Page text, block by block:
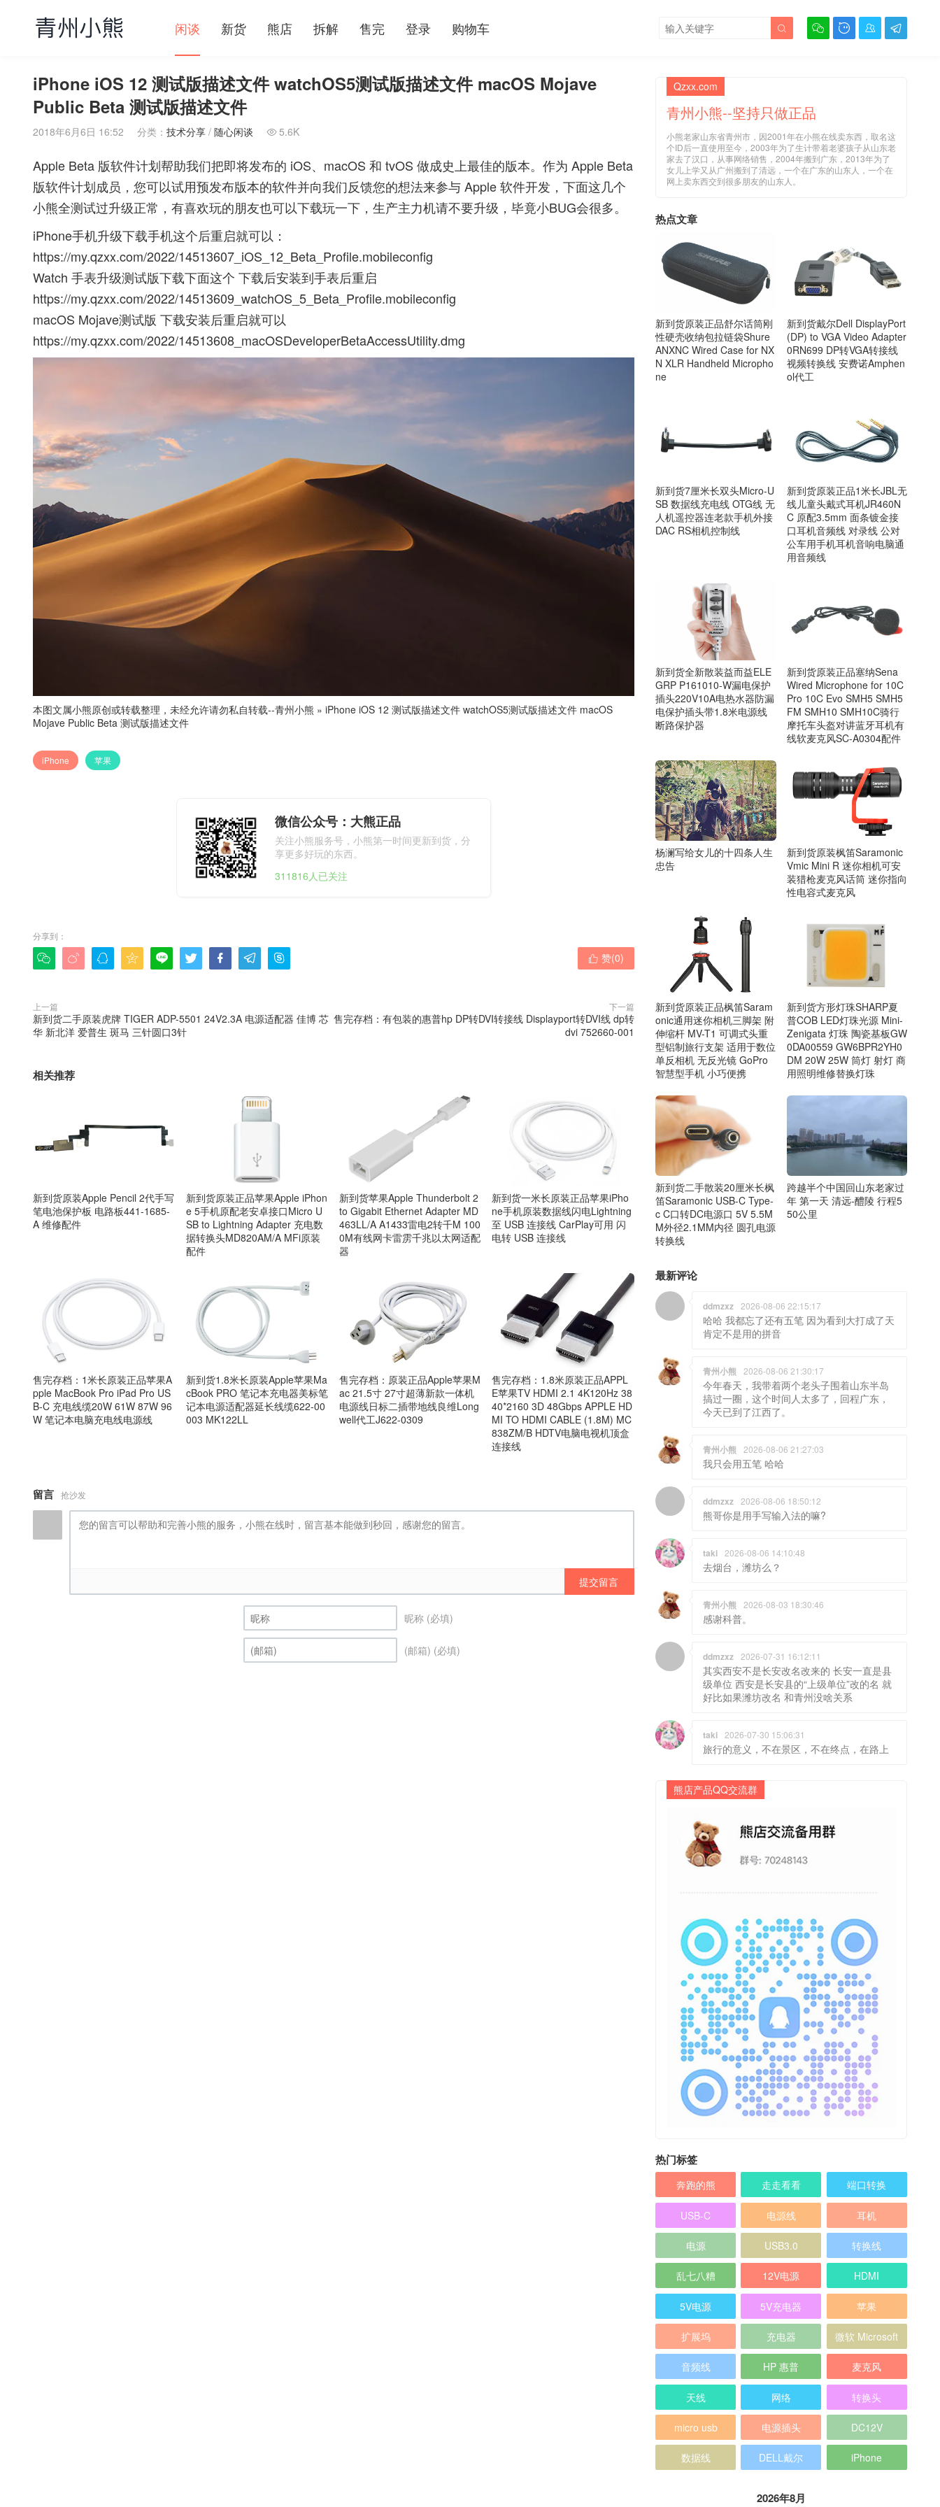
闲谈 新货 熊店 拆解 售完 登录 购物车    

iPhone iOS 12 测试版描述文件 watchOS5测试版描述文件 macOS Mojave
Public Beta 测试版描述文件
2018年6月6日 16:52 分类： 技术分享 / 随心闲谈  5.6K
Apple Beta 版软件计划帮助我们把即将发布的 iOS、macOS 和 tvOS 做成史上最佳的版本。作为 Apple Beta
版软件计划成员，您可以试用预发布版本的软件并向我们反馈您的想法来参与 Apple 软件开发，下面这几个
小熊全测试过升级正常，有喜欢玩的朋友也可以下载玩一下，生产主力机请不要升级，毕竟小BUG会很多。
iPhone手机升级下载手机这个后重启就可以：
https://my.qzxx.com/2022/14513607_iOS_12_Beta_Profile.mobileconfig
Watch 手表升级测试版下载下面这个 下载后安装到手表后重启
https://my.qzxx.com/2022/14513609_watchOS_5_Beta_Profile.mobileconfig
macOS Mojave测试版 下载安装后重启就可以
https://my.qzxx.com/2022/14513608_macOSDeveloperBetaAccessUtility.dmg
本图文属小熊原创或转载整理，未经允许请勿私自转载--青州小熊 » iPhone iOS 12 测试版描述文件 watchOS5测试版描述文件 macOS
Mojave Public Beta 测试版描述文件
iPhone 苹果
微信公众号：大熊正品
关注小熊服务号，小熊第一时间更新到货，分
享更多好玩的东西。
311816人已关注
分享到：
          赞(0)
上一篇
新到货二手原装虎牌 TIGER ADP-5501 24V2.3A 电源适配器 佳博 芯
华 新北洋 爱普生 斑马 三针圆口3针
下一篇
售完存档：有包装的惠普hp DP转DVI转接线 Displayport转DVI线 dp转
dvi 752660-001
相关推荐
新到货原装Apple Pencil 2代手写
笔电池保护板 电路板441-1685-
A 维修配件
新到货原装正品苹果Apple iPhon
e 5手机原配老安卓接口Micro U
SB to Lightning Adapter 充电数
据转换头MD820AM/A MFi原装
配件
新到货苹果Apple Thunderbolt 2
to Gigabit Ethernet Adapter MD
463LL/A A1433雷电2转千M 100
0M有线网卡雷雳千兆以太网适配
器
新到货一米长原装正品苹果iPho
ne手机原装数据线闪电Lightning
至 USB 连接线 CarPlay可用 闪
电转 USB 连接线
售完存档：1米长原装正品苹果A
pple MacBook Pro iPad Pro US
B-C 充电线缆20W 61W 87W 96
W 笔记本电脑充电线电源线
新到货1.8米长原装Apple苹果Ma
cBook PRO 笔记本充电器美标笔
记本电源适配器延长线缆622-00
003 MK122LL
售完存档：原装正品Apple苹果M
ac 21.5寸 27寸超薄新款一体机
电源线日标二插带地线良维Long
well代工J622-0309
售完存档：1.8米原装正品APPL
E苹果TV HDMI 2.1 4K120Hz 38
40*2160 3D 48Gbps APPLE HD
MI TO HDMI CABLE (1.8M) MC
838ZM/B HDTV电脑电视机顶盒
连接线
留言 抢沙发
提交留言
昵称 (必填)
(邮箱) (必填)
Qzxx.com
青州小熊--坚持只做正品
小熊老家山东省青州市，因2001年在小熊在线卖东西，取名这
个ID后一直使用至今，2003年为了生计带着老婆孩子从山东老
家去了汉口，从事网络销售，2004年搬到广东，2013年为了
女儿上学又从广州搬到了清远，一个在广东的山东人，一个在
网上卖东西交到很多朋友的山东人。
热点文章
新到货原装正品舒尔话筒刚
性硬壳收纳包拉链袋Shure
ANXNC Wired Case for NX
N XLR Handheld Micropho
ne
新到货戴尔Dell DisplayPort
(DP) to VGA Video Adapter
0RN699 DP转VGA转接线
视频转换线 安费诺Amphen
ol代工
新到货7厘米长双头Micro-U
SB 数据线充电线 OTG线 无
人机遥控器连老款手机外接
DAC RS相机控制线
新到货原装正品1米长JBL无
线儿童头戴式耳机JR460N
C 原配3.5mm 面条镀金接
口耳机音频线 对录线 公对
公车用手机耳机音响电脑通
用音频线
新到货全新散装益而益ELE
GRP P161010-W漏电保护
插头220V10A电热水器防漏
电保护插头带1.8米电源线
断路保护器
新到货原装正品塞纳Sena
Wired Microphone for 10C
Pro 10C Evo SMH5 SMH5
FM SMH10 SMH10C骑行
摩托车头盔对讲蓝牙耳机有
线软麦克风SC-A0304配件
杨澜写给女儿的十四条人生
忠告
新到货原装枫笛Saramonic
Vmic Mini R 迷你相机可安
装猎枪麦克风话筒 迷你指向
性电容式麦克风
新到货原装正品枫笛Saram
onic通用迷你相机三脚架 附
伸缩杆 MV-T1 可调式头重
型铝制旅行支架 适用于数位
单反相机 无反光镜 GoPro
智慧型手机 小巧便携
新到货方形灯珠SHARP夏
普COB LED灯珠光源 Mini-
Zenigata 灯珠 陶瓷基板GW
0DA00559 GW6BPR2YH0
DM 20W 25W 筒灯 射灯 商
用照明维修替换灯珠
新到货二手散装20厘米长枫
笛Saramonic USB-C Type-
c C口转DC电源口 5V 5.5M
M外径2.1MM内径 圆孔电源
转换线
跨越半个中国回山东老家过
年 第一天 清远-醴陵 行程5
50公里
最新评论
ddmzxz 2026-08-06 22:15:17
哈哈 我都忘了还有五笔 因为看到大打成了天
肯定不是用的拼音
青州小熊 2026-08-06 21:30:17
今年春天，我带着两个老头子围着山东半岛
搞过一圈，这个时间人太多了，回程广东，
今天已到了江西了。
青州小熊 2026-08-06 21:27:03
我只会用五笔 哈哈
ddmzxz 2026-08-06 18:50:12
熊哥你是用手写输入法的嘛?
taki 2026-08-06 14:10:48
去烟台，潍坊么？
青州小熊 2026-08-03 18:30:46
感谢科普。
ddmzxz 2026-07-31 16:12:11
其实西安不是长安改名改来的 长安一直是县
级单位 西安是长安县的“上级单位”改的名 就
好比如果潍坊改名 和青州没啥关系
taki 2026-07-30 15:06:31
旅行的意义，不在景区，不在终点，在路上
熊店产品QQ交流群
热门标签
奔跑的熊 走走看看 端口转换
USB-C 电源线 耳机
电源 USB3.0 转换线
乱七八糟 12V电源 HDMI
5V电源 5V充电器 苹果
扩展坞 充电器 微软 Microsoft
音频线 HP 惠普 麦克风
天线 网络 转换头
micro usb 电源插头 DC12V
数据线 DELL戴尔 iPhone
2026年8月